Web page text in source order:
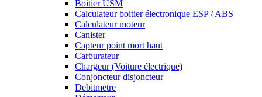
Boitier USM
Calculateur boitier électronique ESP / ABS
Calculateur moteur
Canister
Capteur point mort haut
Carburateur
Chargeur (Voiture électrique)
Conjoncteur disjoncteur
Debitmetre